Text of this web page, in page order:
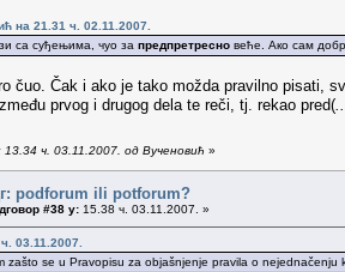
на 21.31 ч. 02.11.2007.
са суђењима, чуо за предпретресно веће. Ако сам
čuo. Čak i ako je tako možda pravilno pisati,
prvog i drugog dela te reči, tj. rekao pred(
ч. 03.11.2007. од Вученовић »
podforum ili potforum?
#38 у: 15.38 ч. 03.11.2007. »
03.11.2007.
zašto se u Pravopisu za objašnjenje pravila o